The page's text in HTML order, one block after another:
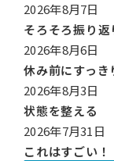
2026年8月7日
そろそろ振り返
2026年8月6日
休み前にすっき
2026年8月3日
状態を整える
2026年7月31日
これはすごい！